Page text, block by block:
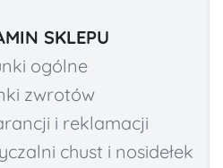
SKLEPU
ogólne
zwrotów
i reklamacji
chust i nosidełek